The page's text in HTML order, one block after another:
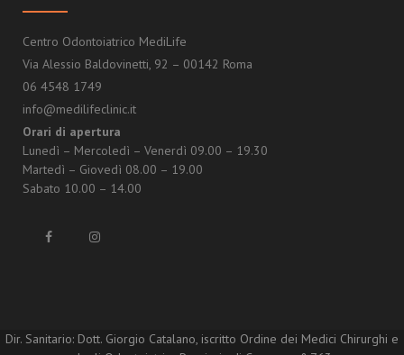
Centro Odontoiatrico MediLife
Via Alessio Baldovinetti, 92 – 00142 Roma
06 4548 1749
info@medilifeclinic.it
Orari di apertura
Lunedì – Mercoledì – Venerdì 09.00 – 19.30
Martedì – Giovedì 08.00 – 19.00
Sabato 10.00 – 14.00
Dir. Sanitario: Dott. Giorgio Catalano, iscritto Ordine dei Medici Chirurghi e